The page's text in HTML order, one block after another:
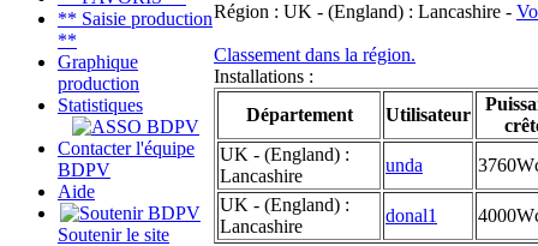
** Saisie production
**
Graphique
production
Statistiques
Contacter l'équipe
BDPV
Aide
Soutenir le site
Région : UK - (England) : Lancashire -
Classement dans la région.
Installations :
Département
Utilisateur
UK - (England) :
Lancashire
unda
UK - (England) :
Lancashire
donal1